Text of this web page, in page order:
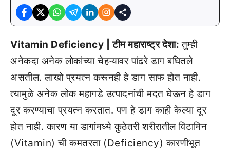
Vitamin Deficiency | टीम महाराष्ट्र देशा:तुम्ही
अनेकदा अनेक लोकांच्या चेहऱ्यावर पांढरे डाग बघितले
असतील. लाखो प्रयत्न करूनही हे डाग साफ होत नाही.
त्यामुळे अनेक लोक महागडे उत्पादनांची मदत घेऊन हे डाग
दूर करण्याचा प्रयत्न करतात. पण हे डाग काही केल्या दूर
होत नाही. कारण या डागांमध्ये कुठेतरी शरीरातील विटामिन
(Vitamin) ची कमतरता (Deficiency) कारणीभूत